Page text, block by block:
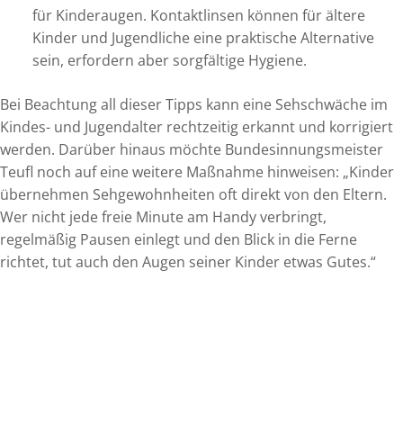
für Kinderaugen. Kontaktlinsen können für ältere
Kinder und Jugendliche eine praktische Alternative
sein, erfordern aber sorgfältige Hygiene.
Bei Beachtung all dieser Tipps kann eine Sehschwäche im
Kindes- und Jugendalter rechtzeitig erkannt und korrigiert
werden. Darüber hinaus möchte Bundesinnungsmeister
Teufl noch auf eine weitere Maßnahme hinweisen: „Kinder
übernehmen Sehgewohnheiten oft direkt von den Eltern.
Wer nicht jede freie Minute am Handy verbringt,
regelmäßig Pausen einlegt und den Blick in die Ferne
richtet, tut auch den Augen seiner Kinder etwas Gutes.“